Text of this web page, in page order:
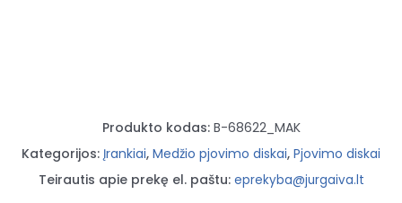
Produkto kodas: B-68622_MAK
Kategorijos: Įrankiai, Medžio pjovimo diskai, Pjovimo diskai
Teirautis apie prekę el. paštu: eprekyba@jurgaiva.lt